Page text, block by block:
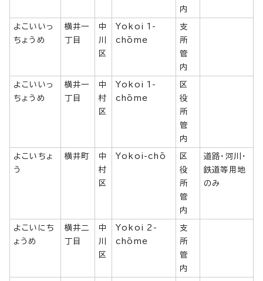
内
よこいいっ
ちょうめ
横井一
丁目
中
川
区
Yokoi 1-
chōme
支
所
管
内
よこいいっ
ちょうめ
横井一
丁目
中
村
区
Yokoi 1-
chōme
区
役
所
管
内
よこいちょ
う
横井町
中
村
区
Yokoi-chō
区
役
所
管
内
道路・河川・
鉄道等用地
のみ
よこいにち
ょうめ
横井二
丁目
中
川
区
Yokoi 2-
chōme
支
所
管
内